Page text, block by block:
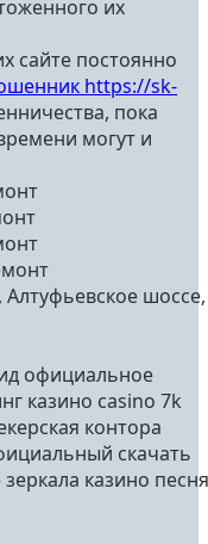
их
сайте постоянно
https://sk-
пока
могут и
шоссе,
официальное
казино casino 7k
контора
скачать
казино песня